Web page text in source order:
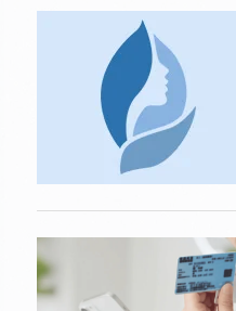
、通常通り対応いたします。